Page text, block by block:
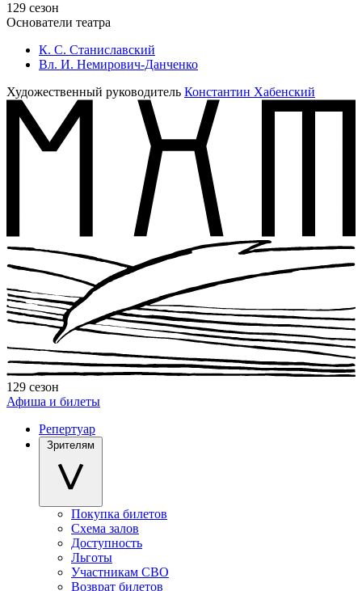
129 сезон
Основатели театра
К. С. Станиславский
Вл. И. Немирович-Данченко
Художественный руководитель Константин Хабенский
129 сезон
Афиша и билеты
Репертуар
Зрителям
Покупка билетов
Схема залов
Доступность
Льготы
Участникам СВО
Возврат билетов